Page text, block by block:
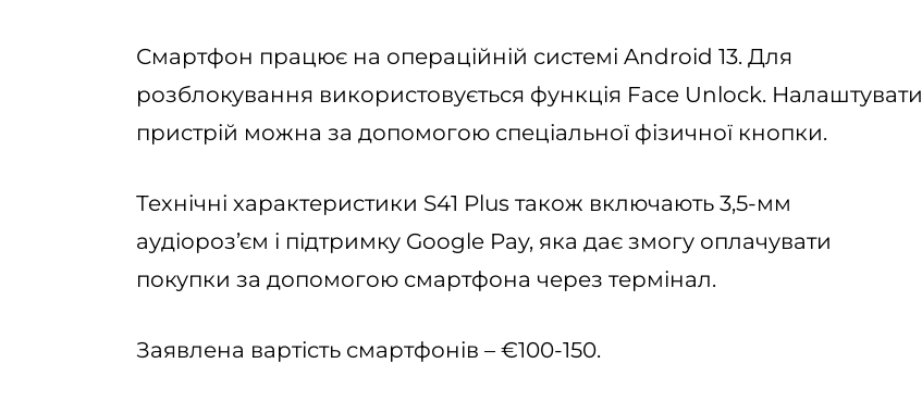
Смартфон працює на операційній системі Android 13. Для
розблокування використовується функція Face Unlock. Налаштувати
пристрій можна за допомогою спеціальної фізичної кнопки.
Технічні характеристики S41 Plus також включають 3,5-мм
аудіороз’єм і підтримку Google Pay, яка дає змогу оплачувати
покупки за допомогою смартфона через термінал.
Заявлена вартість смартфонів – €100-150.